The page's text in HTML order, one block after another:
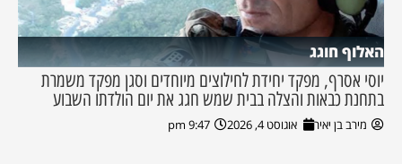
האלוף חוגג
יוסי אסרף, מפקד יחידת לחילוצים מיוחדים וסגן מפקד משמרת
בתחנת כבאות והצלה בבית שמש חגג את יום הולדתו השבוע
מירב בן יאיר אוגוסט 4, 2026 9:47 pm